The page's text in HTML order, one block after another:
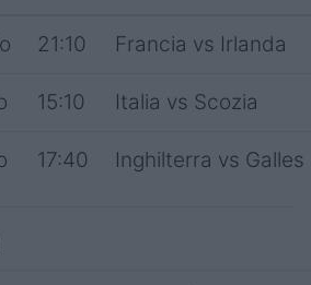
21:10 Francia vs Irlanda
15:10 Italia vs Scozia
17:40 Inghilterra vs Galles